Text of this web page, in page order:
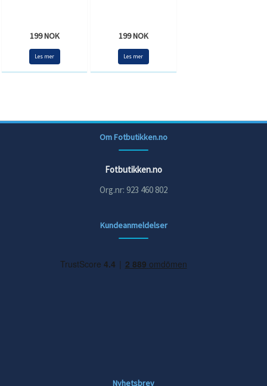
199 NOK
Les mer
199 NOK
Les mer
Om Fotbutikken.no
Fotbutikken.no
Org.nr: 923 460 802
Kundeanmeldelser
Nyhetsbrev